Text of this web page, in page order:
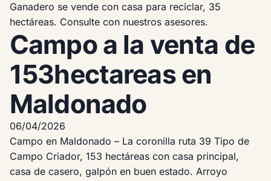
Ganadero se vende con casa para reciclar, 35
hectáreas. Consulte con nuestros asesores.
Campo a la venta de
153hectareas en
Maldonado
06/04/2026
Campo en Maldonado – La coronilla ruta 39 Tipo de
Campo Criador, 153 hectáreas con casa principal,
casa de casero, galpón en buen estado. Arroyo